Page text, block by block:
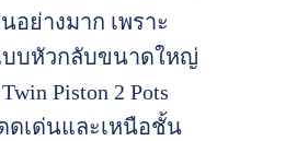
อย่างมาก เพราะ
บบหัวกลับขนาดใหญ่
Piston 2 Pots
ดเด่นและเหนือชั้น